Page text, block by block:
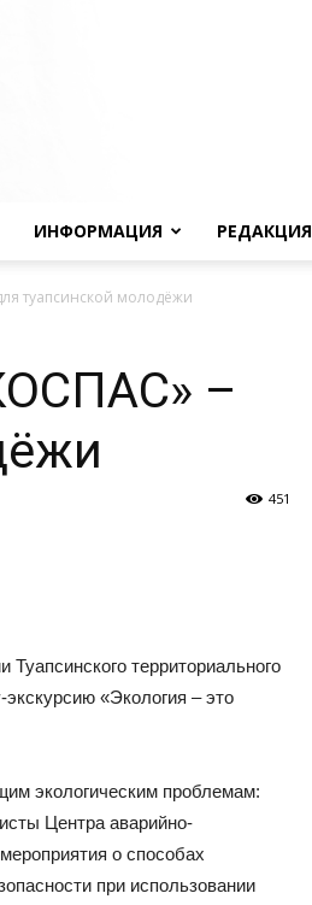
ИНФОРМАЦИЯ РЕДАКЦИЯ
туапсинской молодёжи
–
451
территориального
«Экология – это
экологическим проблемам:
Центра аварийно-
о способах
при использовании